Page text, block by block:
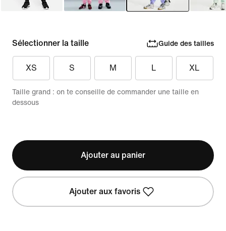
Sélectionner la taille Guide des tailles
XS S M L XL
Taille grand : on te conseille de commander une taille en
dessous
Ajouter au panier
Ajouter aux favoris